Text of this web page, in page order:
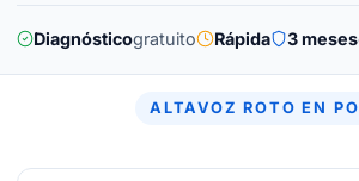
Diagnósticogratuito Rápida 3 meses
ALTAVOZ ROTO EN